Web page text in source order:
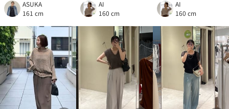
ASUKA
161 cm
AI
160 cm
AI
160 cm